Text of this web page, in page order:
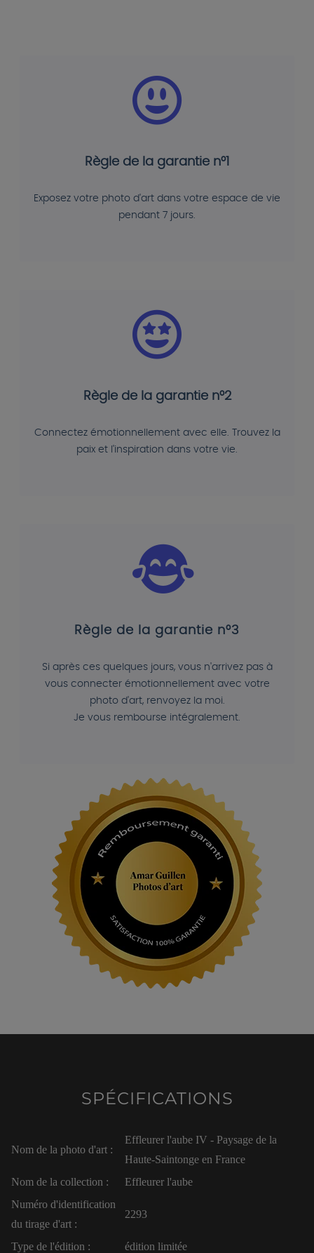
Règle de la garantie n°1
Exposez votre photo d'art dans votre espace de vie
pendant 7 jours.
Règle de la garantie n°2
Connectez émotionnellement avec elle. Trouvez la
paix et l'inspiration dans votre vie.
Règle de la garantie n°3
Si après ces quelques jours, vous n'arrivez pas à
vous connecter émotionnellement avec votre
photo d'art, renvoyez la moi.
Je vous rembourse intégralement.
SPÉCIFICATIONS
Nom de la photo d'art :
Effleurer l'aube IV - Paysage de la
Haute-Saintonge en France
Nom de la collection :
Effleurer l'aube
Numéro d'identification
du tirage d'art :
2293
Type de l'édition : édition limitée